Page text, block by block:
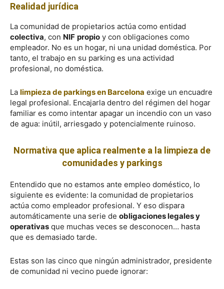
Realidad jurídica
La comunidad de propietarios actúa como entidad
colectiva, con NIF propio y con obligaciones como
empleador. No es un hogar, ni una unidad doméstica. Por
tanto, el trabajo en su parking es una actividad
profesional, no doméstica.
La limpieza de parkings en Barcelona exige un encuadre
legal profesional. Encajarla dentro del régimen del hogar
familiar es como intentar apagar un incendio con un vaso
de agua: inútil, arriesgado y potencialmente ruinoso.
Normativa que aplica realmente a la limpieza de
comunidades y parkings
Entendido que no estamos ante empleo doméstico, lo
siguiente es evidente: la comunidad de propietarios
actúa como empleador profesional. Y eso dispara
automáticamente una serie de obligaciones legales y
operativas que muchas veces se desconocen… hasta
que es demasiado tarde.
Estas son las cinco que ningún administrador, presidente
de comunidad ni vecino puede ignorar: